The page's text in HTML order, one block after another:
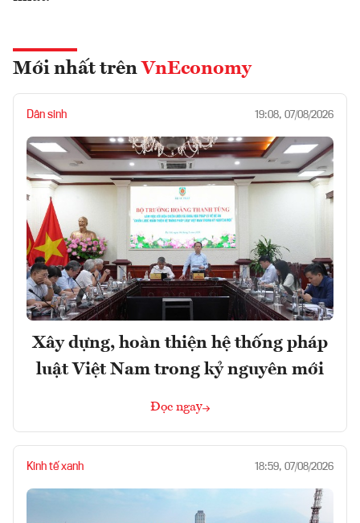
Mới nhất trên VnEconomy
Dân sinh 19:08, 07/08/2026
Xây dựng, hoàn thiện hệ thống pháp
luật Việt Nam trong kỷ nguyên mới
Đọc ngay
Kinh tế xanh 18:59, 07/08/2026